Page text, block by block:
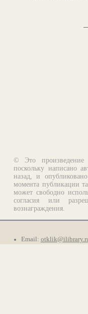
© Это произведение
поскольку написано
назад, и
момента публикации
может свободно
согласия или
вознаграждения.
Email: